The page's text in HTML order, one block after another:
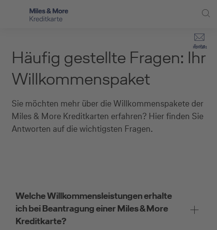
Direkt zur Suche (Enter drücken)
Direkt zum Hauptinhalt (Enter drücken)
Kontakt
Suche
Selbstständige
Unternehmen
Service
Häufige Fragen
Miles & More Programm
Schritt für Schritt zur neuen Karte
Kreditkarte empfehlen
Häufig gestellte Fragen: Ihr
Willkommenspaket
Sie möchten mehr über die Willkommenspakete der
Miles & More Kreditkarten erfahren? Hier finden Sie
Antworten auf die wichtigsten Fragen.
Welche Willkommensleistungen erhalte
ich bei Beantragung einer Miles & More
Kreditkarte?